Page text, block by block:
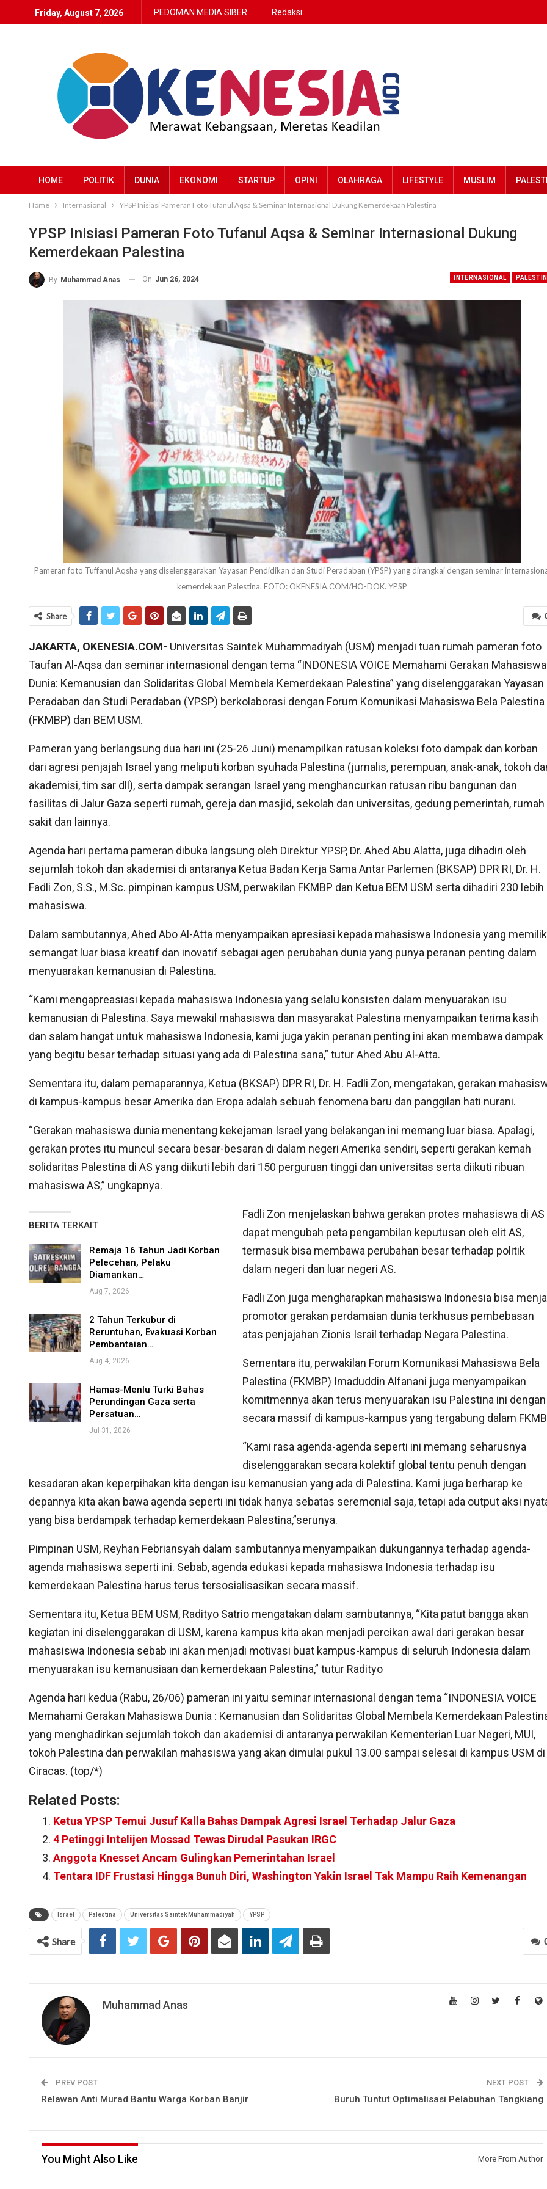
Friday, August 7, 2026 PEDOMAN MEDIA SIBER Redaksi
HOME POLITIK DUNIA EKONOMI STARTUP OPINI OLAHRAGA LIFESTYLE MUSLIM
Home Internasional YPSP Inisiasi Pameran Foto Tufanul Aqsa & Seminar Internasional Dukung Kemerdekaan Palestina
YPSP Inisiasi Pameran Foto Tufanul Aqsa & Seminar Internasional Dukung
Kemerdekaan Palestina
INTERNASIONAL
By Muhammad Anas On Jun 26, 2024
Pameran foto Tuffanul Aqsha yang diselenggarakan Yayasan Pendidikan dan Studi Peradaban (YPSP) yang dirangkai dengan seminar
kemerdekaan Palestina. FOTO: OKENESIA.COM/HO-DOK. YPSP
Share
JAKARTA, OKENESIA.COM- Universitas Saintek Muhammadiyah (USM) menjadi tuan rumah pameran foto
Taufan Al-Aqsa dan seminar internasional dengan tema “INDONESIA VOICE Memahami Gerakan Mahasiswa
Dunia: Kemanusian dan Solidaritas Global Membela Kemerdekaan Palestina” yang diselenggarakan Yayasan
Peradaban dan Studi Peradaban (YPSP) berkolaborasi dengan Forum Komunikasi Mahasiswa Bela Palestina
(FKMBP) dan BEM USM.
Pameran yang berlangsung dua hari ini (25-26 Juni) menampilkan ratusan koleksi foto dampak dan korban
dari agresi penjajah Israel yang meliputi korban syuhada Palestina (jurnalis, perempuan, anak-anak, tokoh
akademisi, tim sar dll), serta dampak serangan Israel yang menghancurkan ratusan ribu bangunan dan
fasilitas di Jalur Gaza seperti rumah, gereja dan masjid, sekolah dan universitas, gedung pemerintah, rumah
sakit dan lainnya.
Agenda hari pertama pameran dibuka langsung oleh Direktur YPSP, Dr. Ahed Abu Alatta, juga dihadiri oleh
sejumlah tokoh dan akademisi di antaranya Ketua Badan Kerja Sama Antar Parlemen (BKSAP) DPR RI, Dr. H.
Fadli Zon, S.S., M.Sc. pimpinan kampus USM, perwakilan FKMBP dan Ketua BEM USM serta dihadiri 230 lebih
mahasiswa.
Dalam sambutannya, Ahed Abo Al-Atta menyampaikan apresiasi kepada mahasiswa Indonesia yang
semangat luar biasa kreatif dan inovatif sebagai agen perubahan dunia yang punya peranan penting dalam
menyuarakan kemanusian di Palestina.
“Kami mengapreasiasi kepada mahasiswa Indonesia yang selalu konsisten dalam menyuarakan isu
kemanusian di Palestina. Saya mewakil mahasiswa dan masyarakat Palestina menyampaikan terima kasih
dan salam hangat untuk mahasiswa Indonesia, kami juga yakin peranan penting ini akan membawa dampak
yang begitu besar terhadap situasi yang ada di Palestina sana,” tutur Ahed Abu Al-Atta.
Sementara itu, dalam pemaparannya, Ketua (BKSAP) DPR RI, Dr. H. Fadli Zon, mengatakan, gerakan
di kampus-kampus besar Amerika dan Eropa adalah sebuah fenomena baru dan panggilan hati nurani.
“Gerakan mahasiswa dunia menentang kekejaman Israel yang belakangan ini memang luar biasa. Apalagi,
gerakan protes itu muncul secara besar-besaran di dalam negeri Amerika sendiri, seperti gerakan kemah
solidaritas Palestina di AS yang diikuti lebih dari 150 perguruan tinggi dan universitas serta diikuti ribuan
mahasiswa AS,” ungkapnya.
BERITA TERKAIT
Remaja 16 Tahun Jadi Korban
Pelecehan, Pelaku
Diamankan…
Aug 7, 2026
2 Tahun Terkubur di
Reruntuhan, Evakuasi Korban
Pembantaian…
Aug 4, 2026
Hamas-Menlu Turki Bahas
Perundingan Gaza serta
Persatuan…
Jul 31, 2026
Fadli Zon menjelaskan bahwa gerakan protes mahasiswa di AS
dapat mengubah peta pengambilan keputusan oleh elit AS,
termasuk bisa membawa perubahan besar terhadap politik
dalam negeri dan luar negeri AS.
Fadli Zon juga mengharapkan mahasiswa Indonesia bisa
promotor gerakan perdamaian dunia terkhusus pembebasan
atas penjajahan Zionis Israil terhadap Negara Palestina.
Sementara itu, perwakilan Forum Komunikasi Mahasiswa Bela
Palestina (FKMBP) Imaduddin Alfanani juga menyampaikan
komitmennya akan terus menyuarakan isu Palestina ini dengan
secara massif di kampus-kampus yang tergabung dalam
“Kami rasa agenda-agenda seperti ini memang seharusnya
diselenggarakan secara kolektif global tentu penuh dengan
kesadaran akan keperpihakan kita dengan isu kemanusian yang ada di Palestina. Kami juga berharap ke
depannya kita akan bawa agenda seperti ini tidak hanya sebatas seremonial saja, tetapi ada output aksi
yang bisa berdampak terhadap kemerdekaan Palestina,”serunya.
Pimpinan USM, Reyhan Febriansyah dalam sambutannya menyampaikan dukungannya terhadap agenda-
agenda mahasiswa seperti ini. Sebab, agenda edukasi kepada mahasiswa Indonesia terhadap isu
kemerdekaan Palestina harus terus tersosialisasikan secara massif.
Sementara itu, Ketua BEM USM, Radityo Satrio mengatakan dalam sambutannya, “Kita patut bangga akan
kegiatan ini diselenggarakan di USM, karena kampus kita akan menjadi percikan awal dari gerakan besar
mahasiswa Indonesia sebab ini akan menjadi motivasi buat kampus-kampus di seluruh Indonesia dalam
menyuarakan isu kemanusiaan dan kemerdekaan Palestina,” tutur Radityo
Agenda hari kedua (Rabu, 26/06) pameran ini yaitu seminar internasional dengan tema “INDONESIA VOICE
Memahami Gerakan Mahasiswa Dunia : Kemanusian dan Solidaritas Global Membela Kemerdekaan
yang menghadirkan sejumlah tokoh dan akademisi di antaranya perwakilan Kementerian Luar Negeri, MUI,
tokoh Palestina dan perwakilan mahasiswa yang akan dimulai pukul 13.00 sampai selesai di kampus USM di
Ciracas. (top/*)
Related Posts:
Ketua YPSP Temui Jusuf Kalla Bahas Dampak Agresi Israel Terhadap Jalur Gaza
4 Petinggi Intelijen Mossad Tewas Dirudal Pasukan IRGC
Anggota Knesset Ancam Gulingkan Pemerintahan Israel
Tentara IDF Frustasi Hingga Bunuh Diri, Washington Yakin Israel Tak Mampu Raih Kemenangan
Israel Palestina Universitas Saintek Muhammadiyah YPSP
Share
Muhammad Anas
PREV POST
Relawan Anti Murad Bantu Warga Korban Banjir
NEXT POST
Buruh Tuntut Optimalisasi Pelabuhan Tangkiang
You Might Also Like More From Author